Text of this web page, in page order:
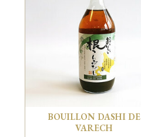
BOUILLON DASHI DE
VARECH